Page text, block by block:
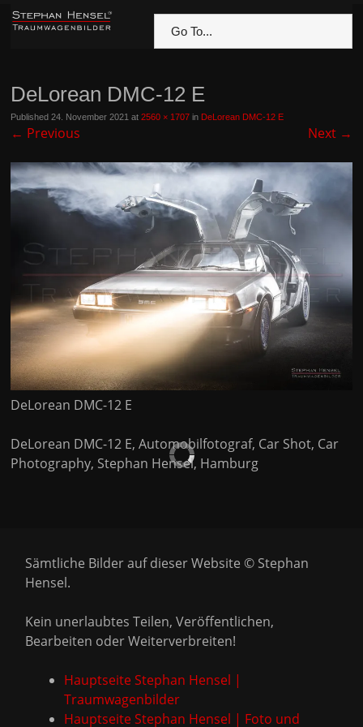
Go To...
DeLorean DMC-12 E
Published24. November 2021 at2560 × 1707 in DeLorean DMC-12 E
← Previous Next →
DeLorean DMC-12 E
DeLorean DMC-12 E, Automobilfotograf, Car Shot, Car
Photography, Stephan Hensel, Hamburg
Sämtliche Bilder auf dieser Website © Stephan
Hensel.
Kein unerlaubtes Teilen, Veröffentlichen,
Bearbeiten oder Weiterverbreiten!
Hauptseite Stephan Hensel |
Traumwagenbilder
Hauptseite Stephan Hensel | Foto und